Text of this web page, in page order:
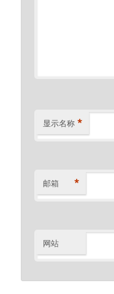
显示名称 *
邮箱 *
网站